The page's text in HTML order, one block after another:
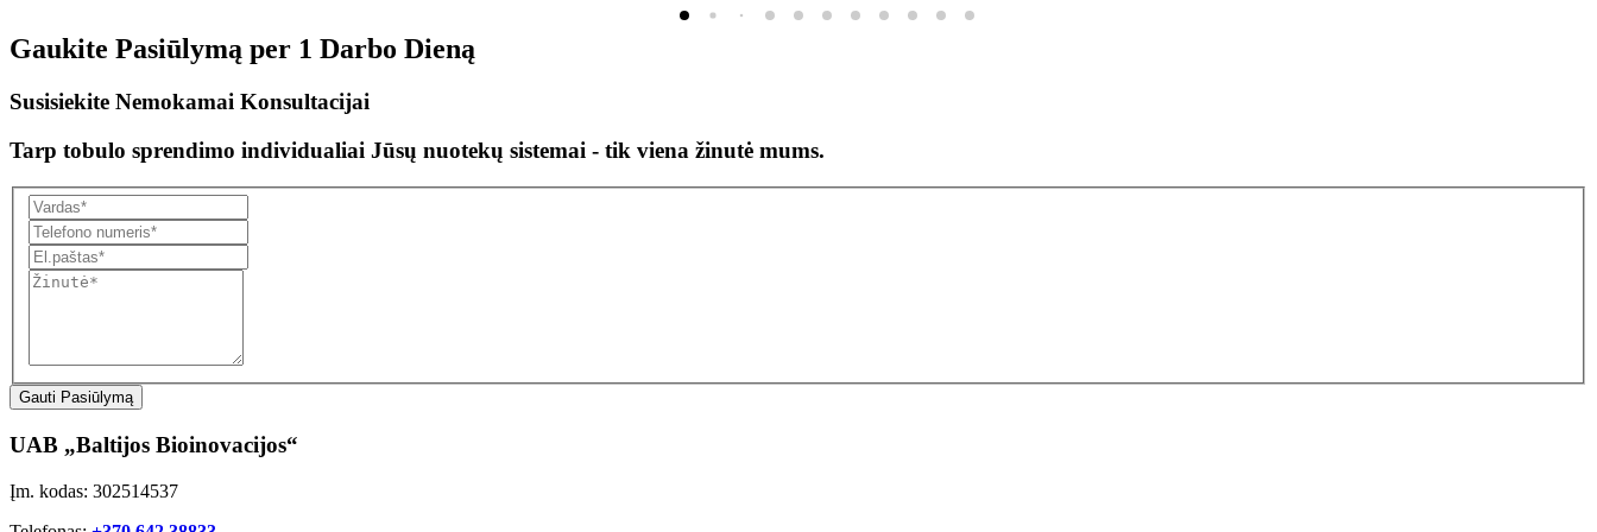
Gaukite Pasiūlymą per 1 Darbo Dieną
Susisiekite Nemokamai Konsultacijai
Tarp tobulo sprendimo individualiai Jūsų nuotekų sistemai - tik viena žinutė mums.
Gauti Pasiūlymą
UAB „Baltijos Bioinovacijos“
Įm. kodas: 302514537